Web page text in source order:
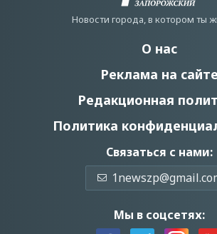
Новости города, в котором ты
О нас
Реклама на сайте
Редакционная
Политика
Связаться с нами:
Мы в соцсетях: